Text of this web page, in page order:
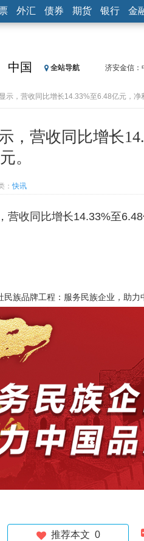
外汇 债券 期货 银行 金
中国 全站导航
济安金信：
记者手记：
济安金信：
【新华财
沥青期货连
恒生聚源
示，营收同比增长14.33%至6.48亿元，净
，营收同比增长
。
：快讯
营收同比增长14.33%至
民族品牌工程：服务民族企业，助力
推荐本文 0